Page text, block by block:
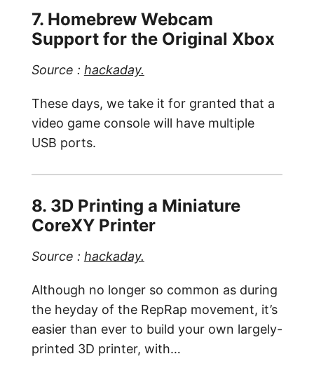
7. Homebrew Webcam
Support for the Original Xbox
Source : hackaday.
These days, we take it for granted that a
video game console will have multiple
USB ports.
8. 3D Printing a Miniature
CoreXY Printer
Source : hackaday.
Although no longer so common as during
the heyday of the RepRap movement, it’s
easier than ever to build your own largely-
printed 3D printer, with…